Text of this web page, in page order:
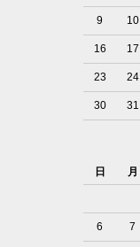
9 10
16 17
23 24
30 31
日
月
6 7